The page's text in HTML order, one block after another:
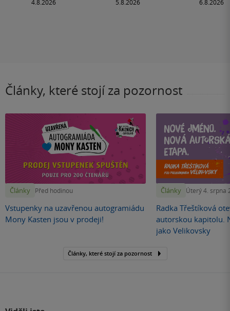
Články, které stojí za pozornost
Články Před hodinou
Vstupenky na uzavřenou autogramiádu
Mony Kasten jsou v prodeji!
Články Úterý 4. srpna
Radka Třeštíková
autorskou kapitolu.
jako Velikovsky
Články, které stojí za pozornost